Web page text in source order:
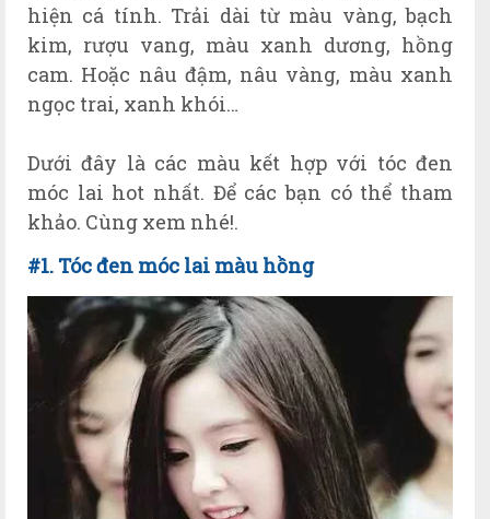
hiện cá tính. Trải dài từ màu vàng, bạch
kim, rượu vang, màu xanh dương, hồng
cam. Hoặc nâu đậm, nâu vàng, màu xanh
ngọc trai, xanh khói…
Dưới đây là các màu kết hợp với tóc đen
móc lai hot nhất. Để các bạn có thể tham
khảo. Cùng xem nhé!.
#1. Tóc đen móc lai màu hồng